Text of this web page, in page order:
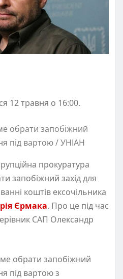
12 травня о 16:00.
обрати запобіжний
під вартою / УНІАН
прокуратура
запобіжний захід для
коштів ексочільника
Єрмака. Про це під час
САП Олександр
обрати запобіжний
під вартою з